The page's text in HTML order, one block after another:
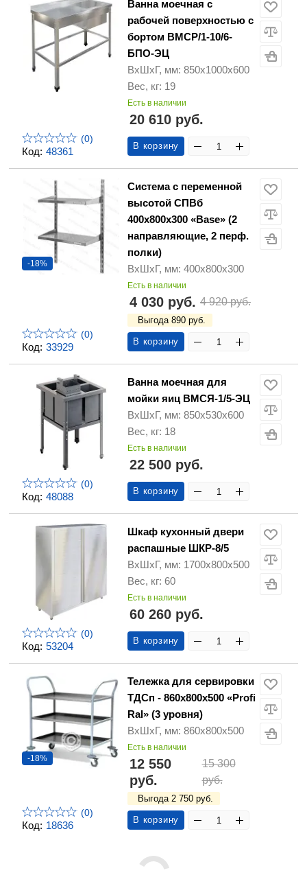
Код: 48361
(0)
Ванна моечная с
рабочей поверхностью с
бортом ВМСР/1-10/6-
БПО-ЭЦ
ВхШхГ, мм: 850х1000х600
Вес, кг: 19
Есть в наличии
20 610 руб.
В корзину
Код: 33929
-18%
(0)
Система с переменной
высотой СПВб
400х800х300 «Base» (2
направляющие, 2 перф.
полки)
ВхШхГ, мм: 400х800х300
Есть в наличии
4 030 руб. 4 920 руб.
Выгода 890 руб.
В корзину
Код: 48088
(0)
Ванна моечная для
мойки яиц ВМСЯ-1/5-ЭЦ
ВхШхГ, мм: 850х530х600
Вес, кг: 18
Есть в наличии
22 500 руб.
В корзину
Код: 53204
(0)
Шкаф кухонный двери
распашные ШКР-8/5
ВхШхГ, мм: 1700х800х500
Вес, кг: 60
Есть в наличии
60 260 руб.
В корзину
Код: 18636
-18%
(0)
Тележка для сервировки
ТДСп - 860х800х500 «Profi
Ral» (3 уровня)
ВхШхГ, мм: 860х800х500
Есть в наличии
12 550
руб.
15 300
руб.
Выгода 2 750 руб.
В корзину